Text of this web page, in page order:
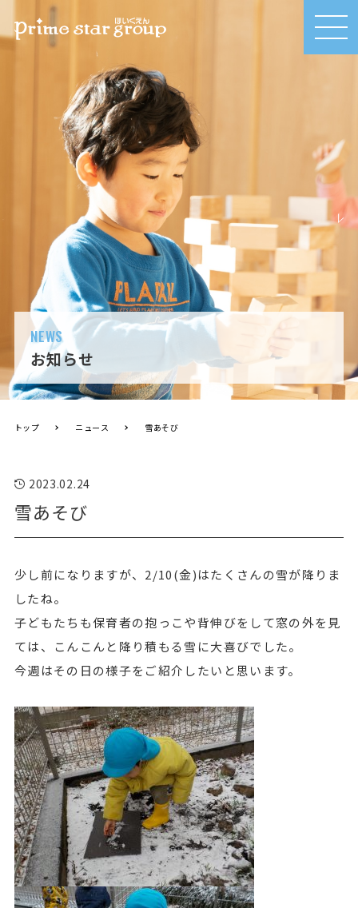
MEN
U
NEWS
お知らせ
トップ ニュース 雪あそび
2023.02.24
雪あそび
少し前になりますが、2/10(金)はたくさんの雪が降りま
したね。
子どもたちも保育者の抱っこや背伸びをして窓の外を見
ては、こんこんと降り積もる雪に大喜びでした。
今週はその日の様子をご紹介したいと思います。